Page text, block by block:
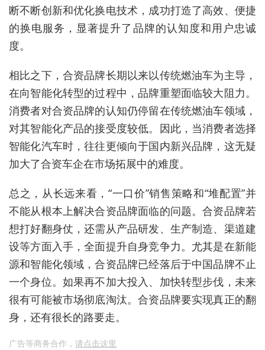
断不断创新和优化换电技术，成功打造了高效、便捷
的换电服务，显著提升了品牌的认知度和用户忠诚
度。
相比之下，合资品牌长期以来以传统燃油车为主导，
在向智能化转型的过程中，品牌重塑面临较大阻力。
消费者对合资品牌的认知仍停留在传统燃油车领域，
对其智能化产品的接受度较低。因此，当消费者选择
智能化汽车时，往往更倾向于国内新兴品牌，这无疑
加大了合资车企在市场拓展中的难度。
总之，从长远来看，“一口价”销售策略和“堆配置”并
不能从根本上解决合资品牌面临的问题。合资品牌若
想打好翻身仗，还需从产品研发、生产制造、渠道建
设等方面入手，全面提升自身竞争力。尤其是在新能
源和智能化领域，合资品牌已经落后于中国品牌不止
一个身位。如果再不加大投入、加快转型步伐，未来
很有可能被市场彻底淘汰。合资品牌要实现真正的翻
身，还有很长的路要走。
广告等商务合作， 请点击这里